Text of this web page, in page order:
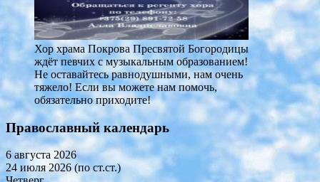
Хор храма Покрова Пресвятой Богородицы
ждёт певчих с музыкальным образованием!
Не оставайтесь равнодушными, нам очень
тяжело! Если вы можете нам помочь,
обязательно приходите!
Православный календарь
6 августа 2026
24 июля 2026 (по ст.ст.)